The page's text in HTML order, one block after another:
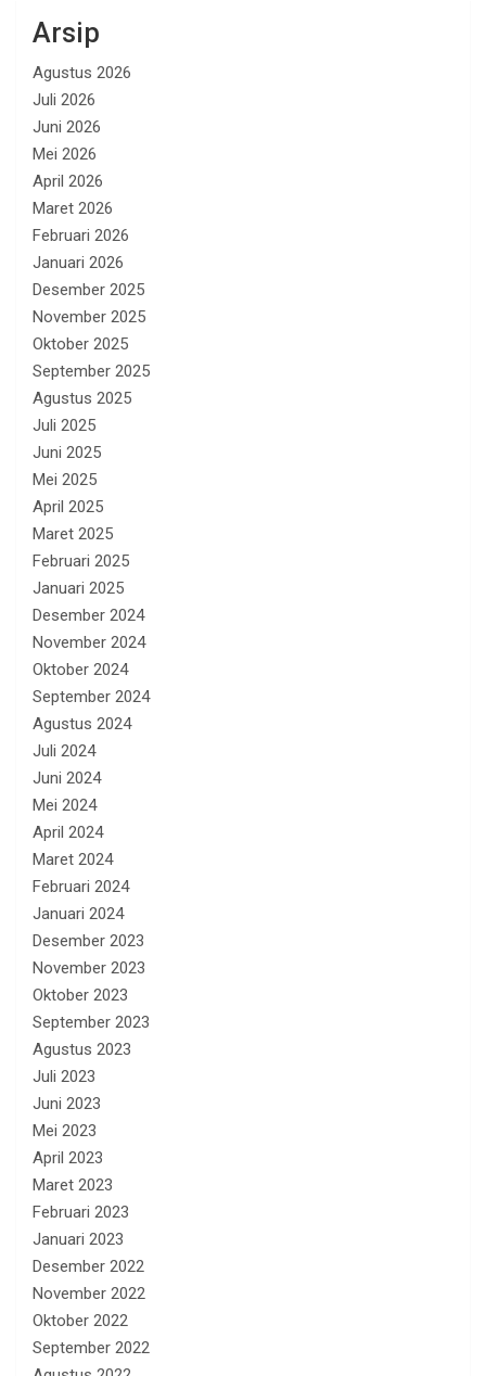
Arsip
Agustus 2026
Juli 2026
Juni 2026
Mei 2026
April 2026
Maret 2026
Februari 2026
Januari 2026
Desember 2025
November 2025
Oktober 2025
September 2025
Agustus 2025
Juli 2025
Juni 2025
Mei 2025
April 2025
Maret 2025
Februari 2025
Januari 2025
Desember 2024
November 2024
Oktober 2024
September 2024
Agustus 2024
Juli 2024
Juni 2024
Mei 2024
April 2024
Maret 2024
Februari 2024
Januari 2024
Desember 2023
November 2023
Oktober 2023
September 2023
Agustus 2023
Juli 2023
Juni 2023
Mei 2023
April 2023
Maret 2023
Februari 2023
Januari 2023
Desember 2022
November 2022
Oktober 2022
September 2022